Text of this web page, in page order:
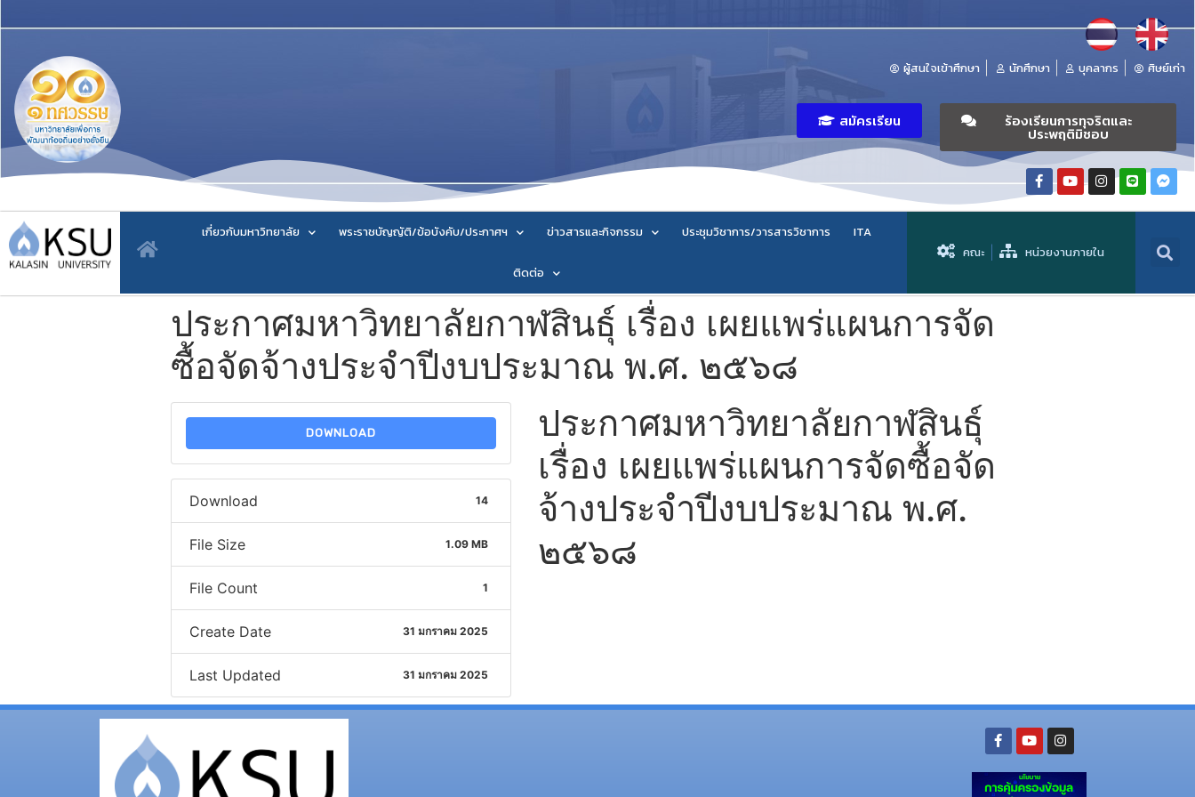
ผู้สนใจเข้าศึกษา นักศึกษา บุคลากร ศิษย์เก่า
สมัครเรียน ร้องเรียนการทุจริตและ
ประพฤติมิชอบ
เกี่ยวกับมหาวิทยาลัย พระราชบัญญัติ/ข้อบังคับ/ประกาศฯ ข่าวสารและกิจกรรม ประชุมวิชาการ/วารสารวิชาการ ITA
ติดต่อ
คณะ หน่วยงานภายใน
ประกาศมหาวิทยาลัยกาฬสินธุ์ เรื่อง เผยแพร่แผนการจัด
ซื้อจัดจ้างประจำปีงบประมาณ พ.ศ. ๒๕๖๘
DOWNLOAD
Download 14
File Size 1.09 MB
File Count 1
Create Date 31 มกราคม 2025
Last Updated 31 มกราคม 2025
ประกาศมหาวิทยาลัยกาฬสินธุ์
เรื่อง เผยแพร่แผนการจัดซื้อจัด
จ้างประจำปีงบประมาณ พ.ศ.
๒๕๖๘